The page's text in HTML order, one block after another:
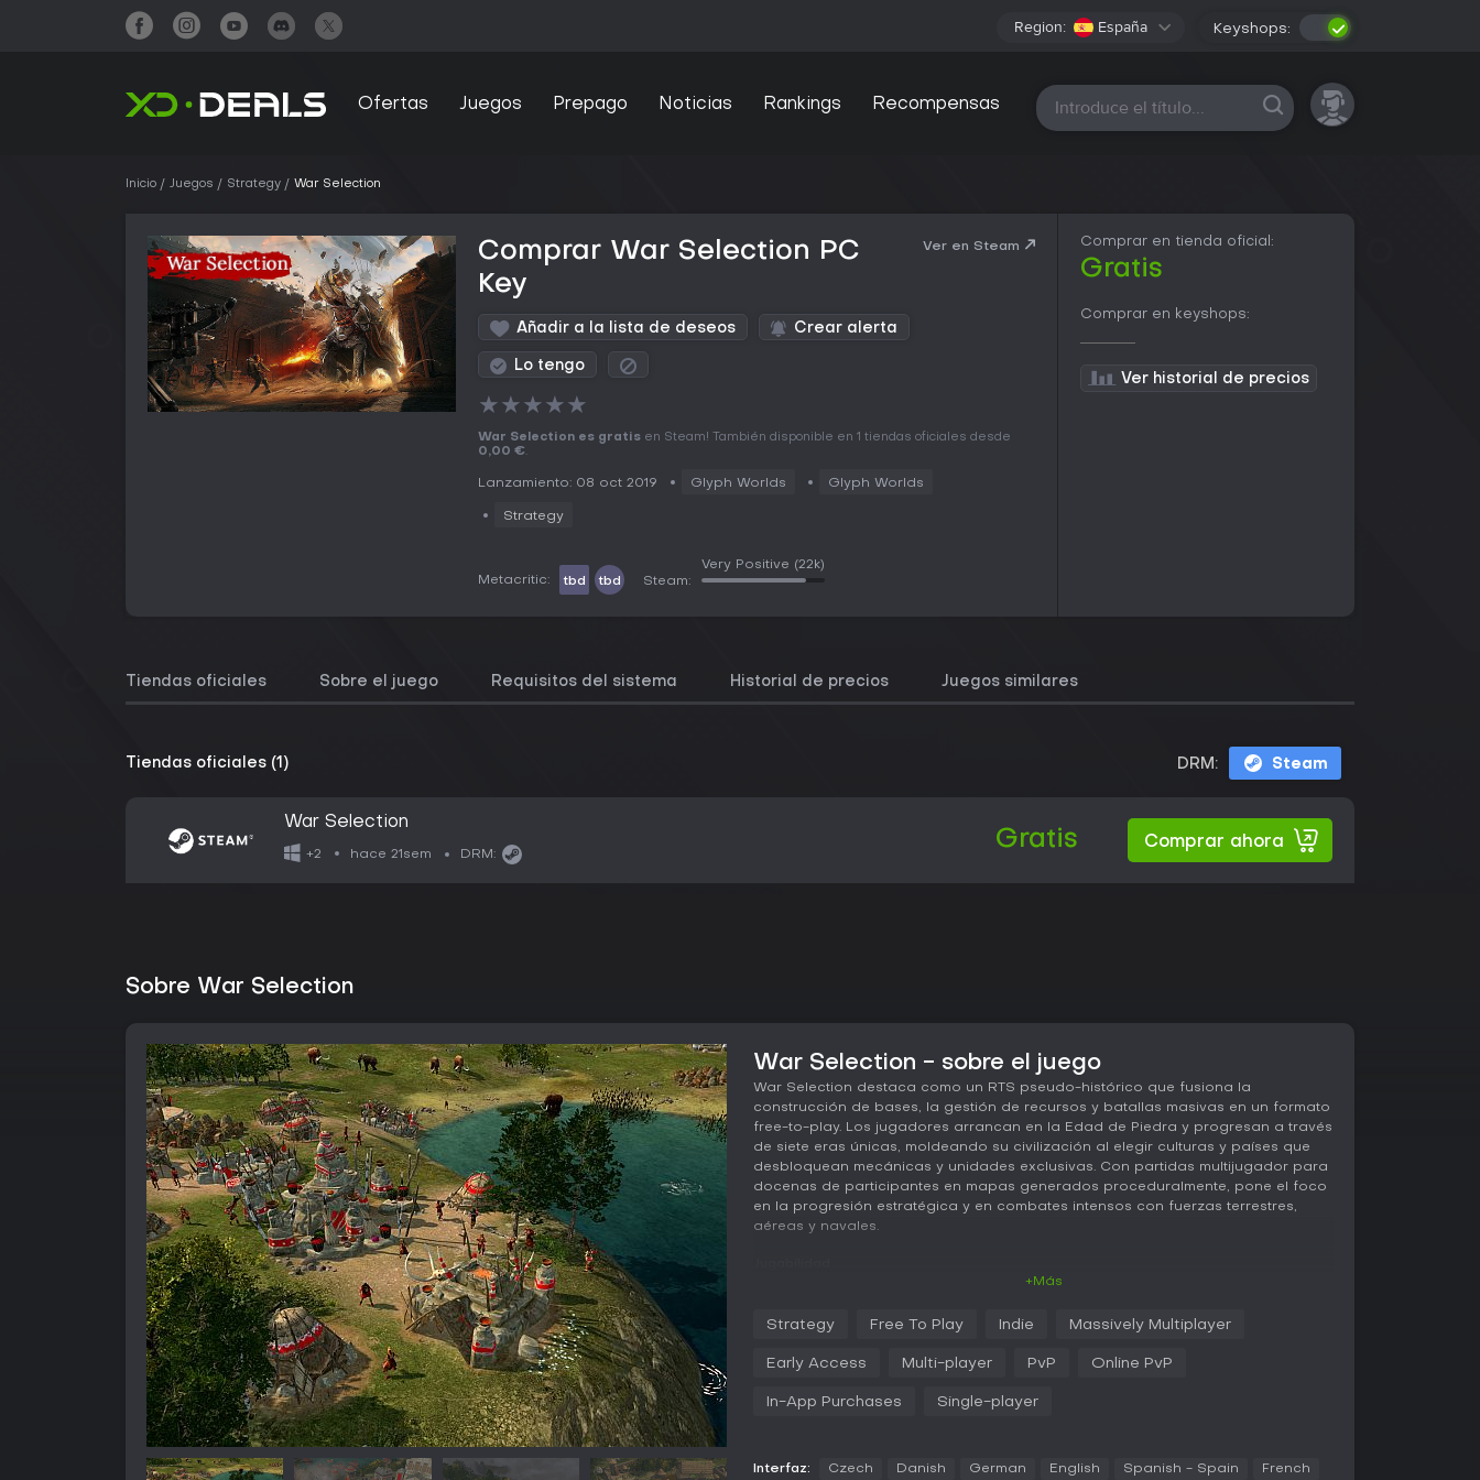
Region: España Keyshops:
Ofertas Juegos Prepago Noticias Rankings Recompensas Todas las plataformas
Inicio Juegos Strategy War Selection
Comprar War Selection PC
Key
Ver en Steam
Añadir a la lista de deseos Crear alerta
Lo tengo
★★★★★
War Selection es gratis en Steam! También disponible en 1 tiendas oficiales desde
0,00 €.
Lanzamiento: 08 oct 2019 Glyph Worlds Glyph Worlds
Strategy
Metacritic: tbd tbd Steam:
Very Positive (22k)
Comprar en tienda oficial:
Gratis
Comprar en keyshops:
Ver historial de precios
Tiendas oficiales Sobre el juego Requisitos del sistema Historial de precios Juegos similares
Tiendas oficiales (1) DRM: Steam
War Selection
+2 hace 21sem DRM:
Gratis Comprar ahora
Sobre War Selection
War Selection - sobre el juego
War Selection destaca como un RTS pseudo-histórico que fusiona la
construcción de bases, la gestión de recursos y batallas masivas en un formato
free-to-play. Los jugadores arrancan en la Edad de Piedra y progresan a través
de siete eras únicas, moldeando su civilización al elegir culturas y países que
desbloquean mecánicas y unidades exclusivas. Con partidas multijugador para
docenas de participantes en mapas generados proceduralmente, pone el foco
en la progresión estratégica y en combates intensos con fuerzas terrestres,
aéreas y navales.
herramientas básicas de la Edad de Piedra y haces evolucionar tu sociedad
pesados y dirigibles de combate. Elegir una cultura al principio marca tu rumbo,
especializadas. El juego cuenta con más de 200 edificios para todo tipo de
se libran en mapas dinámicos donde los factores ambientales y las decisiones
+Más
Strategy Free To Play Indie Massively Multiplayer
Early Access Multi-player PvP Online PvP
In-App Purchases Single-player
Interfaz: Czech Danish German English Spanish - Spain French